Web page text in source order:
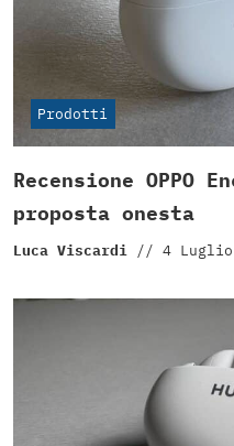
Prodotti
Recensione OPPO
proposta onesta
Luca Viscardi // 4 Luglio